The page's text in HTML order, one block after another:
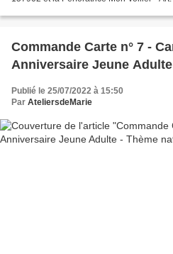
Commande Carte n° 7 -
Anniversaire Jeune
Publié le 25/07/2022 à 15:50
Par AteliersdeMarie